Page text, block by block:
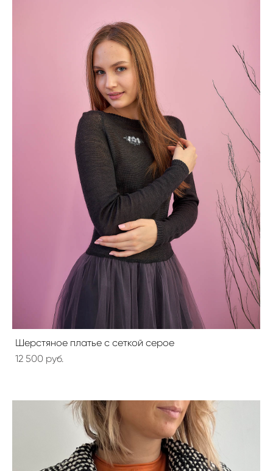
Шерстяное платье с сеткой серое
12 500 pуб.